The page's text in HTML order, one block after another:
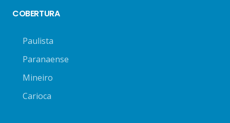
COBERTURA
Paulista
Paranaense
Mineiro
Carioca